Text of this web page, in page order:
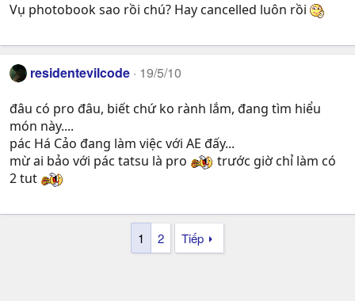
Vụ photobook sao rồi chú? Hay cancelled luôn rồi
residentevilcode 19/5/10
đâu có pro đâu, biết chứ ko rành lắm, đang tìm hiểu
món này....
pác Há Cảo đang làm việc với AE đấy...
mừ ai bảo với pác tatsu là pro
trước giờ chỉ làm có
2 tut
1 2 Tiếp